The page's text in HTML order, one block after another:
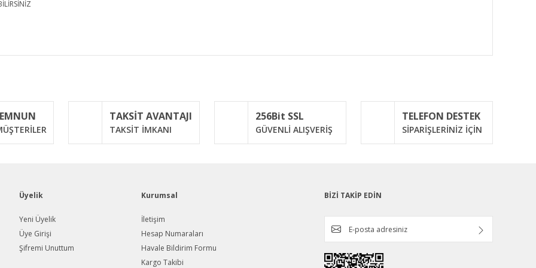
Yorum Yaz
Gönder
TAKSİT AVANTAJI
TAKSİT İMKANI
256Bit SSL
GÜVENLİ ALIŞVERİŞ
TELEFON DESTEK
SİPARİŞLERİNİZ İÇİN
Üyelik
Yeni Üyelik
Üye Girişi
Şifremi Unuttum
Kurumsal
İletişim
Hesap Numaraları
Havale Bildirim Formu
Kargo Takibi
BİZİ TAKİP EDİN